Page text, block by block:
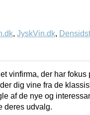
, JyskVin.dk,
vinfirma, der har
dig vine fra de
af de nye og
deres udvalg.